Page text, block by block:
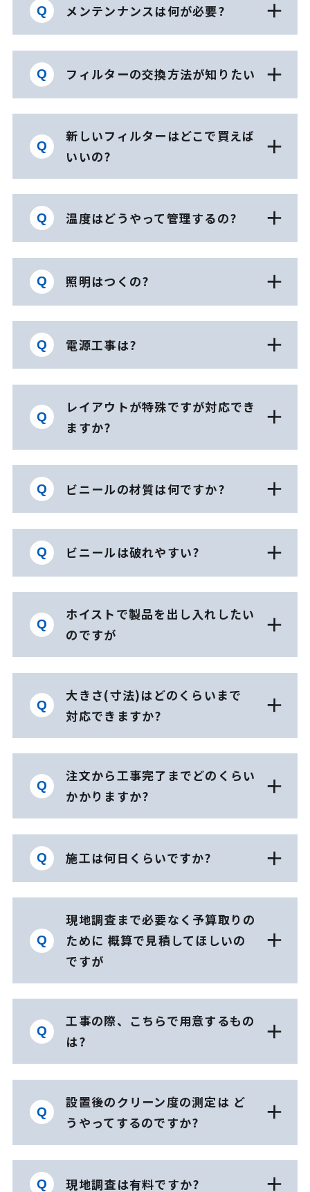
メンテンナンスは何が必要?
フィルターの交換方法が知りたい
新しいフィルターはどこで買えば
いいの?
温度はどうやって管理するの?
照明はつくの?
電源工事は?
レイアウトが特殊ですが対応でき
ますか?
ビニールの材質は何ですか?
ビニールは破れやすい?
ホイストで製品を出し入れしたい
のですが
大きさ(寸法)はどのくらいまで
対応できますか?
注文から工事完了までどのくらい
かかりますか?
施工は何日くらいですか?
現地調査まで必要なく予算取りの
ために 概算で見積してほしいの
ですが
工事の際、こちらで用意するもの
は?
設置後のクリーン度の測定は ど
うやってするのですか?
現地調査は有料ですか?